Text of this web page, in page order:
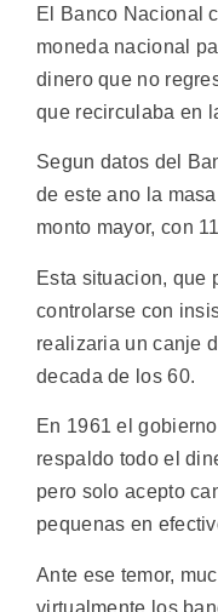
El Banco Nacional
moneda nacional
dinero que no
que recirculaba en
Segun datos del
de este ano la
monto mayor, con
Esta situacion, que
controlarse con
realizaria un canje
decada de los 60.
En 1961 el
respaldo todo el
pero solo acepto
pequenas en
Ante ese temor,
virtualmente los